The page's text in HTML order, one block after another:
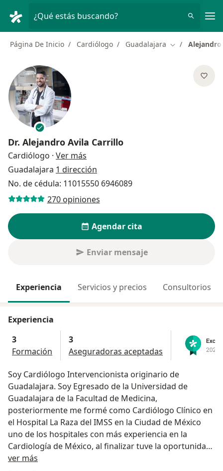
¿Qué estás buscando?
Página De Inicio Cardiólogo Guadalajara Cambiar de
Dr. Alejandro Avila Carrillo
Cardiólogo · Ver más
Guadalajara 1 dirección
No. de cédula: 11015550 6946089
270 opiniones
Agendar cita
Enviar mensaje
Experiencia Servicios y precios Consultorios
Experiencia
3
Formación
3
Aseguradoras aceptadas
Soy Cardiólogo Intervencionista originario de
Guadalajara. Soy Egresado de la Universidad de
Guadalajara de la Facultad de Medicina,
posteriormente me formé como Cardiólogo Clínico en
el Hospital La Raza del IMSS en la Ciudad de México
uno de los hospitales con más experiencia en la
Cardiología de México, al finalizar tuve la oportunidad
de formarme como Cardiólogo Intervencionista en
ver más